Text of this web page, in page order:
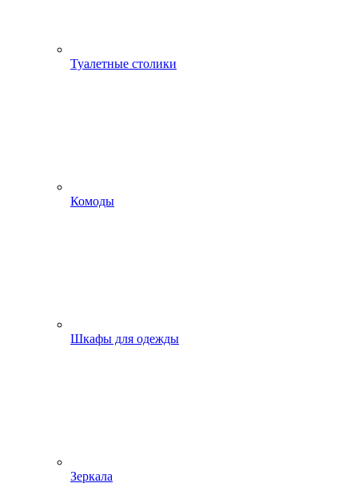
Туалетные столики
Комоды
Шкафы для одежды
Зеркала